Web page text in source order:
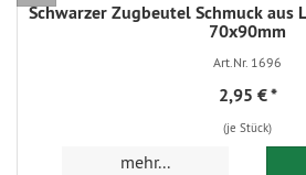
Schwarzer Zugbeutel Schmuck aus
70x90mm
Art.Nr. 1696
2,95 €*
(je Stück)
mehr...